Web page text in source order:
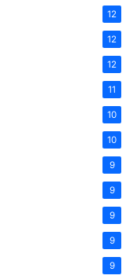
12
12
12
11
10
10
9
9
9
9
9